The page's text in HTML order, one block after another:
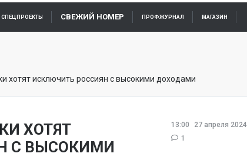
СПЕЦПРОЕКТЫ СВЕЖИЙ НОМЕР ПРОФЖУРНАЛ МАГАЗИН
хотят исключить россиян с высокими доходами
13:00
27 апреля 2024
1
ХОТЯТ
С ВЫСОКИМИ